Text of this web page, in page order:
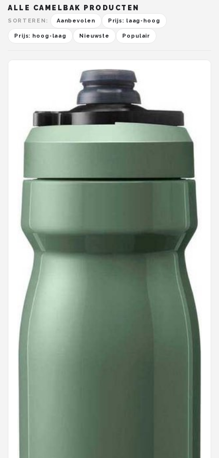
ALLE CAMELBAK PRODUCTEN
SORTEREN: Aanbevolen Prijs: laag-hoog
Prijs: hoog-laag Nieuwste Populair